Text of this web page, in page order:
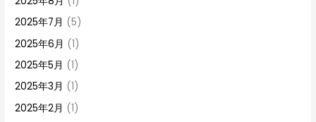
2025年7月 (5)
2025年6月 (1)
2025年5月 (1)
2025年3月 (1)
2025年2月 (1)